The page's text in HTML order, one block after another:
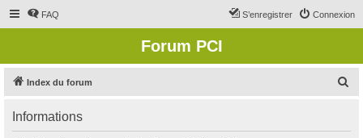
FAQ Connexion
S’enregistrer
Forum PCI
Index du forum
Informations